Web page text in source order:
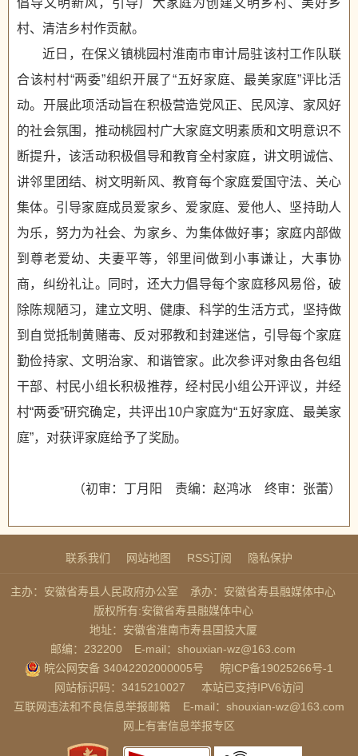
倡导文明新风，引导广大家庭为创建文明乡村、美好乡
村、清洁乡村作贡献。
近日，在保义镇桃园村淮南市审计局驻该村工作队联
合该村村“两委”组织开展了“五好家庭、最美家庭”评比活
动。开展此项活动旨在积极营造党风正、民风淳、家风好
的社会氛围，推动桃园村广大家庭文明素质和文明意识不
断提升，该活动积极倡导和教育全村家庭，讲文明诚信、
讲邻里团结、树文明新风、教育每个家庭爱国守法、关心
集体。引导家庭成员爱家乡、爱家庭、爱他人、坚持助人
为乐，努力为社会、为家乡、为集体做好事；家庭内部做
到尊老爱幼、夫妻平等，邻里间做到小事谦让，大事协
商，纠纷礼让。同时，还大力倡导每个家庭移风易俗，破
除陈规陋习，建立文明、健康、科学的生活方式，坚持做
到自觉抵制黄赌毒、反对邪教和封建迷信，引导每个家庭
勤俭持家、文明治家、和谐管家。此次参评对象由各包组
干部、村民小组长积极推荐，经村民小组公开评议，并经
村“两委”研究确定，共评出10户家庭为“五好家庭、最美家
庭”，对获评家庭给予了奖励。
（初审：丁月阳 责编：赵鸿冰 终审：张蕾）
联系我们 网站地图 RSS订阅 隐私保护
主办：安徽省寿县人民政府办公室
承办：安徽省寿县融媒体中心
版权所有:安徽省寿县融媒体中心
地址：安徽省淮南市寿县国投大厦
邮编：232200
E-mail：shouxian-wz@163.com
皖公网安备 34042202000005号
皖ICP备19025266号-1
网站标识码：3415210027
本站已支持IPV6访问
互联网违法和不良信息举报邮箱
E-mail：shouxian-wz@163.com
网上有害信息举报专区